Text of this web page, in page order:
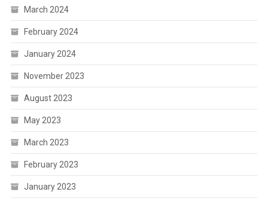
March 2024
February 2024
January 2024
November 2023
August 2023
May 2023
March 2023
February 2023
January 2023